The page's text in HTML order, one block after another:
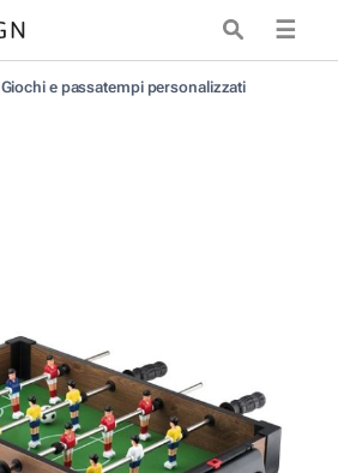
☰
Giochi e passatempi personalizzati